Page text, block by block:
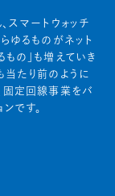
スマートウォッチ
ゆるものがネット
もの」も増えていき
当たり前のように
固定回線事業をバ
です。